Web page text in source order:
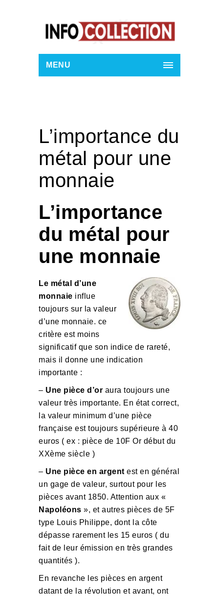
MENU
L’importance du
métal pour une
monnaie
L’importance
du métal pour
une monnaie
Le métal d’une
monnaie influe
toujours sur la valeur
d’une monnaie. ce
critère est moins
significatif que son indice de rareté,
mais il donne une indication
importante :
– Une pièce d’or aura toujours une
valeur très importante. En état correct,
la valeur minimum d’une pièce
française est toujours supérieure à 40
euros ( ex : pièce de 10F Or début du
XXème siècle )
– Une pièce en argent est en général
un gage de valeur, surtout pour les
pièces avant 1850. Attention aux «
Napoléons », et autres pièces de 5F
type Louis Philippe, dont la côte
dépasse rarement les 15 euros ( du
fait de leur émission en très grandes
quantités ).
En revanche les pièces en argent
datant de la révolution et avant, ont